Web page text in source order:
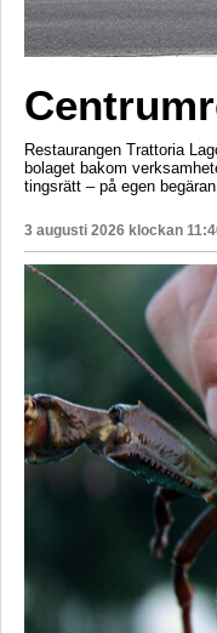
Restaurangen Trattoria
bolaget bakom
tingsrätt – på egen begäran
3 augusti 2026 klockan